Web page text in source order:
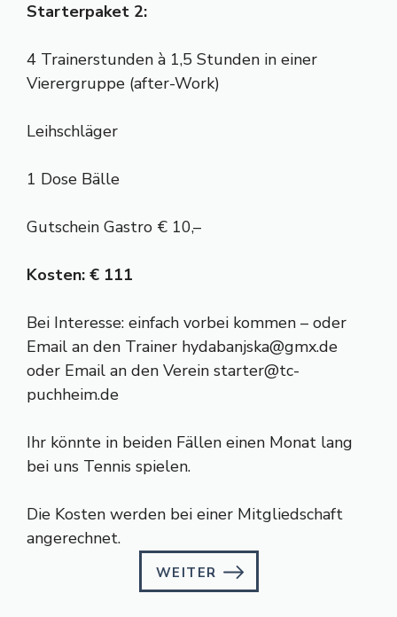
Starterpaket 2:
4 Trainerstunden à 1,5 Stunden in einer
Vierergruppe (after-Work)
Leihschläger
1 Dose Bälle
Gutschein Gastro € 10,–
Kosten: € 111
Bei Interesse: einfach vorbei kommen – oder
Email an den Trainer hydabanjska@gmx.de
oder Email an den Verein starter@tc-
puchheim.de
Ihr könnte in beiden Fällen einen Monat lang
bei uns Tennis spielen.
Die Kosten werden bei einer Mitgliedschaft
angerechnet.
WEITER